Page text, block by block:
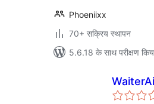
Phoeniixx
70+ सक्रिय स्थापन
5.6.18 के साथ परीक्षण